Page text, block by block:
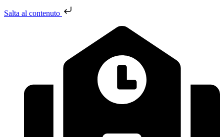
Salta al contenuto